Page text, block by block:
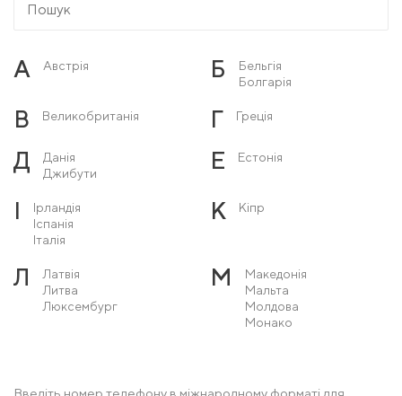
А Австрія Б
Бельгія
Болгарія
В Великобританія Г Греція
Д
Данія
Джибути
Е Естонія
І
Ірландія
Іспанія
Італія
К Кіпр
Л
Латвія
Литва
Люксембург
М
Македонія
Мальта
Молдова
Монако
Норвегія
Введіть номер телефону в міжнародному форматі для